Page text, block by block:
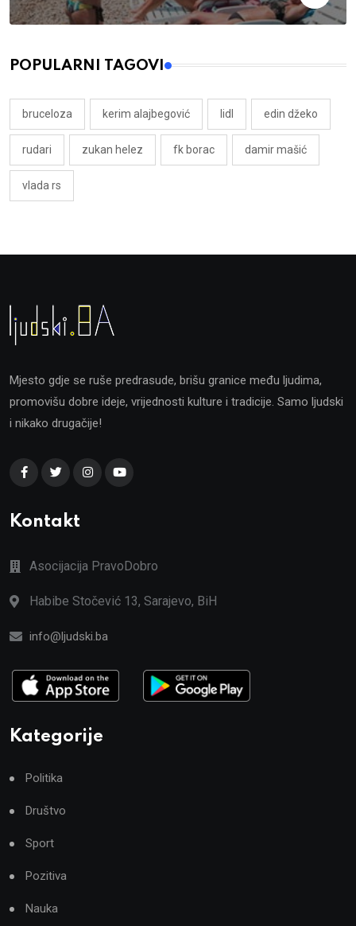
POPULARNI TAGOVI
bruceloza kerim alajbegović lidl edin džeko
rudari zukan helez fk borac damir mašić
vlada rs
Mjesto gdje se ruše predrasude, brišu granice među ljudima,
promovišu dobre ideje, vrijednosti kulture i tradicije. Samo ljudski
i nikako drugačije!
Kontakt
Asocijacija PravoDobro
Habibe Stočević 13, Sarajevo, BiH
info@ljudski.ba
Kategorije
Politika
Društvo
Sport
Pozitiva
Nauka